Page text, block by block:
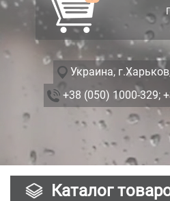
Украина,
+38 (050) 1000-329;
Каталог